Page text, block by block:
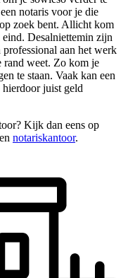
notaris voor je die
zoek bent. Allicht kom
eind. Desalniettemin zijn
professional aan het werk
rand weet. Zo kom je
te staan. Vaak kan een
juist geld
Kijk dan eens op
notariskantoor.